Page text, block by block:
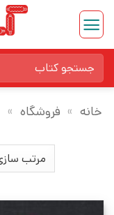
Skip
content
برای:
خانه » فروشگاه »